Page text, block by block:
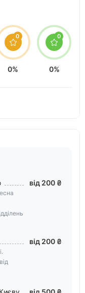
0
0%
0
0%
від 200 ₴
від 200 ₴